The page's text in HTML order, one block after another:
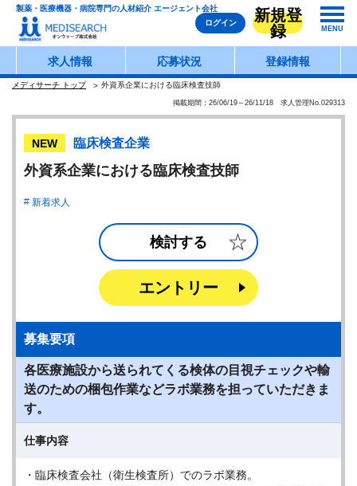
製薬・医療機器・病院専門の人材紹介 エージェント会社
ログイン
新規登
録
MENU
求人情報 応募状況 登録情報
メディサーチ トップ 外資系企業における臨床検査技師
掲載期間：26/06/19～26/11/18 求人管理No.029313
NEW 臨床検査企業
外資系企業における臨床検査技師
新着求人
検討する
エントリー
募集要項
各医療施設から送られてくる検体の目視チェックや輸
送のための梱包作業などラボ業務を担っていただきま
す。
仕事内容
・臨床検査会社（衛生検査所）でのラボ業務。